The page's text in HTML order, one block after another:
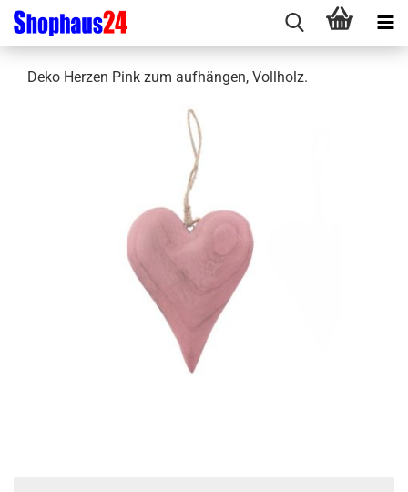
Deko Herzen Pink zum aufhängen, Vollholz.